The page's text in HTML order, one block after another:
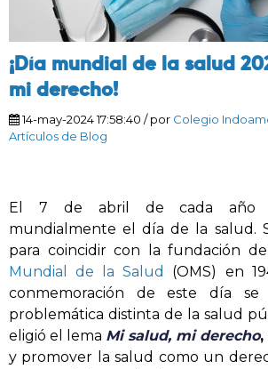
¡Día mundial de la salud
mi derecho!
14-may-2024 17:58:40 / por Colegio
Artículos de Blog
El 7 de abril de cada año
mundialmente el día de la salud.
para coincidir con la fundación
Mundial de la Salud
(OMS) en
conmemoración de este día
problemática distinta de la salud
eligió el lema Mi salud, mi derecho,
y promover la salud como un